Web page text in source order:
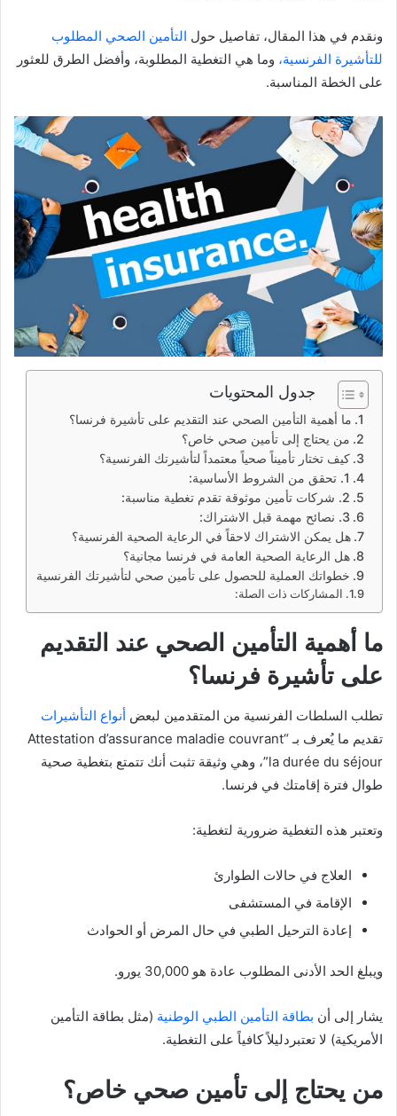
ونقدم في هذا المقال، تفاصيل حول التأمين الصحي المطلوب
للتأشيرة الفرنسية، وما هي التغطية المطلوبة، وأفضل الطرق للعثور
على الخطة المناسبة.
جدول المحتويات
ما أهمية التأمين الصحي عند التقديم على تأشيرة فرنسا؟
من يحتاج إلى تأمين صحي خاص؟
كيف تختار تأميناً صحياً معتمداً لتأشيرتك الفرنسية؟
1. تحقق من الشروط الأساسية:
2. شركات تأمين موثوقة تقدم تغطية مناسبة:
3. نصائح مهمة قبل الاشتراك:
هل يمكن الاشتراك لاحقاً في الرعاية الصحية الفرنسية؟
هل الرعاية الصحية العامة في فرنسا مجانية؟
خطواتك العملية للحصول على تأمين صحي لتأشيرتك الفرنسية
المشاركات ذات الصلة:
ما أهمية التأمين الصحي عند التقديم
على تأشيرة فرنسا؟
تطلب السلطات الفرنسية من المتقدمين لبعض أنواع التأشيرات
تقديم ما يُعرف بـ “Attestation d’assurance maladie couvrant
la durée du séjour”، وهي وثيقة تثبت أنك تتمتع بتغطية صحية
طوال فترة إقامتك في فرنسا.
وتعتبر هذه التغطية ضرورية لتغطية:
العلاج في حالات الطوارئ
الإقامة في المستشفى
إعادة الترحيل الطبي في حال المرض أو الحوادث
ويبلغ الحد الأدنى المطلوب عادة هو 30,000 يورو.
يشار إلى أن بطاقة التأمين الطبي الوطنية (مثل بطاقة التأمين
الأمريكية) لا تعتبردليلاً كافياً على التغطية.
من يحتاج إلى تأمين صحي خاص؟